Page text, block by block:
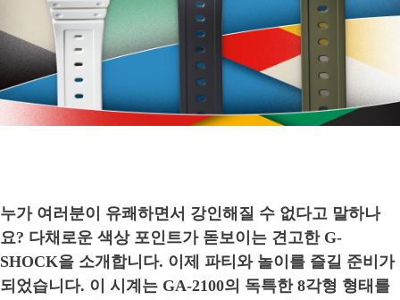
누가 여러분이 유쾌하면서 강인해질 수 없다고 말하나
요? 다채로운 색상 포인트가 돋보이는 견고한 G-
SHOCK을 소개합니다. 이제 파티와 놀이를 즐길 준비가
되었습니다. 이 시계는 GA-2100의 독특한 8각형 형태를